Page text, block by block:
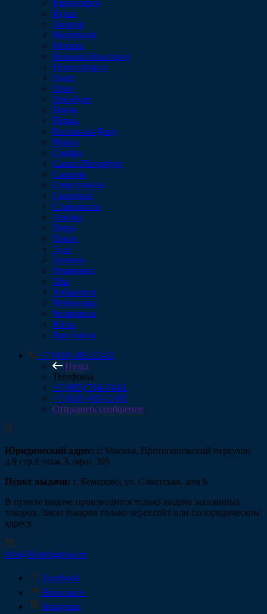
Красноярск
Курск
Липецк
Махачкала
Москва
Нижний Новгород
Новосибирск
Омск
Орел
Оренбург
Пенза
Пермь
Ростов-на-Дону
Рязань
Самара
Санкт-Петербург
Саратов
Севастополь
Смоленск
Ставрополь
Тамбов
Тверь
Томск
Тула
Тюмень
Ульяновск
Уфа
Хабаровск
Чебоксары
Челябинск
Югра
Ярославль
+7 (910) 482-22-82
Назад
Телефоны
+7 (985) 764-74-61
+7 (910) 482-22-82
Отправить сообщение
Юридический адрес: г. Москва, Протопоповский переулок
д.9 стр.1 этаж 3, офис 309
Пункт выдачи: г. Кемерово, ул. Советская, дом 6
В пункте выдаче производится только выдача заказанных
товаров. Заказ товаров только через сайт или по юридическом
адресу.
info@fintechgroup.ru
Facebook
Вконтакте
Instagram